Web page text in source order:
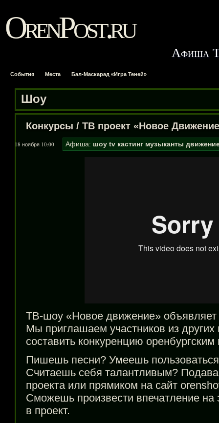
OrenPost.ru
Афиша
События Места Бал-Маскарад «Игра Теней»
Шоу
Конкурсы / ТВ проект «Новое
18 ноября 10:00 Афиша: шоу tv кастинг музыканты
ТВ-шоу «Новое движение» объявляет
Мы приглашаем участников из других
составить конкуренцию
Пишешь песни? Умеешь
Считаешь себя талантливым?
проекта или прямиком на сайт
Сможешь произвести впечатление
в проект.